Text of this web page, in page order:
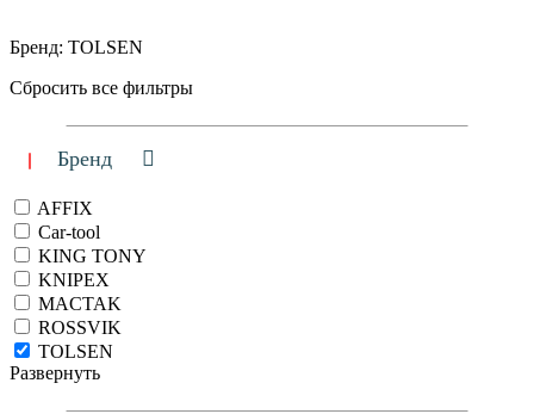
Бренд: TOLSEN
Сбросить все фильтры
Бренд
AFFIX
Car-tool
KING TONY
KNIPEX
MACTAK
ROSSVIK
TOLSEN
Развернуть